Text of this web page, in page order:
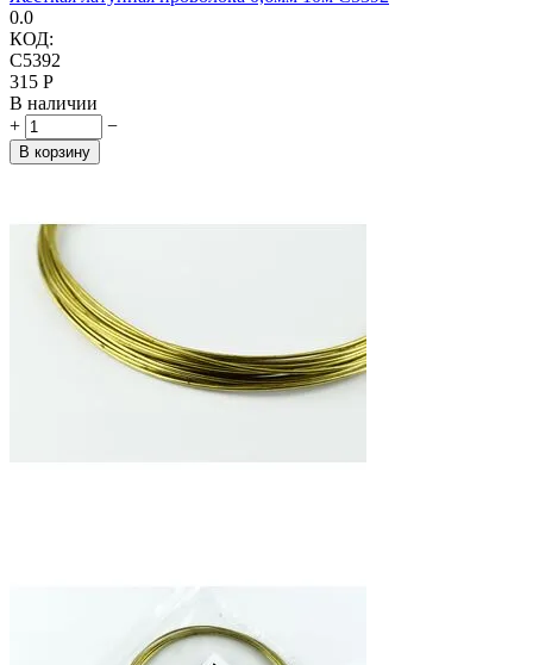
0.0
КОД:
C5392
‍315‍ Р
В наличии
+
−
В корзину